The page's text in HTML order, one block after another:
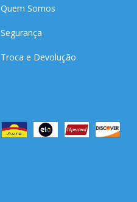
Quem Somos
Segurança
Troca e Devolução